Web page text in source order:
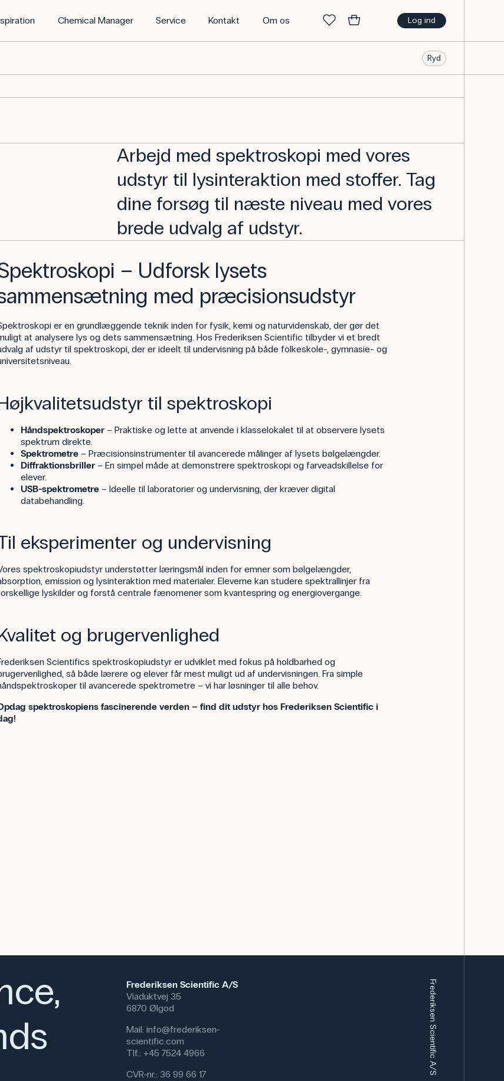
Log ind
Chemical Manager Service Kontakt Om os
Ryd
Arbejd med spektroskopi med vores
udstyr til lysinteraktion med stoffer. Tag
dine forsøg til næste niveau med vores
brede udvalg af udstyr.
– Udforsk lysets
med præcisionsudstyr
er en grundlæggende teknik inden for fysik, kemi og naturvidenskab, der gør det
at analysere lys og dets sammensætning. Hos Frederiksen Scientific tilbyder vi et bredt
af udstyr til spektroskopi, der er ideelt til undervisning på både folkeskole-, gymnasie- og
til spektroskopi
Håndspektroskoper– Praktiske og lette at anvende i klasselokalet til at observere lysets
spektrum direkte.
Spektrometre– Præcisionsinstrumenter til avancerede målinger af lysets bølgelængder.
Diffraktionsbriller– En simpel måde at demonstrere spektroskopi og farveadskillelse for
elever.
USB-spektrometre– Ideelle til laboratorier og undervisning, der kræver digital
databehandling.
eksperimenter og undervisning
spektroskopiudstyr understøtter læringsmål inden for emner som bølgelængder,
emission og lysinteraktion med materialer. Eleverne kan studere spektrallinjer fra
lyskilder og forstå centrale fænomener som kvantespring og energiovergange.
og brugervenlighed
Scientifics spektroskopiudstyr er udviklet med fokus på holdbarhed og
så både lærere og elever får mest muligt ud af undervisningen. Fra simple
til avancerede spektrometre – vi har løsninger til alle behov.
spektroskopiens fascinerende verden – find dit udstyr hos Frederiksen Scientific i
Frederiksen Scientific A/S
Viaduktvej 35
6870 Ølgod
Mail: info@frederiksen-
scientific.com
Tlf.: +45 7524 4966
CVR-nr.: 36 99 66 17
Frederiksen Scientific A/S